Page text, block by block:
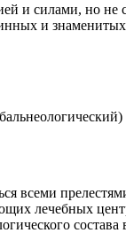
и силами, но
и
лечебных
состава